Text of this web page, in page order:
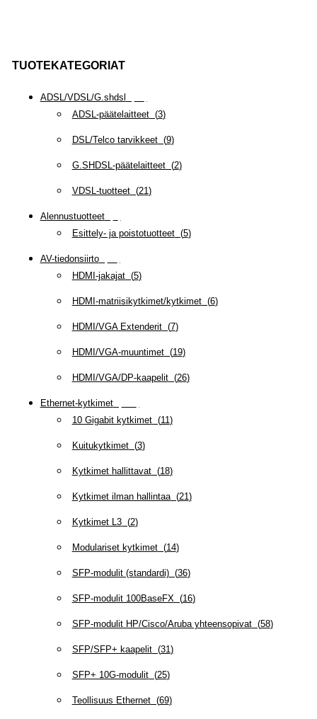
TUOTEKATEGORIAT
ADSL/VDSL/G.shdsl
ADSL-päätelaitteet(3)
DSL/Telco tarvikkeet(9)
G.SHDSL-päätelaitteet(2)
VDSL-tuotteet(21)
Alennustuotteet(
Esittely- ja poistotuotteet(5)
AV-tiedonsiirto(
HDMI-jakajat(5)
HDMI-matriisikytkimet/kytkimet(6)
HDMI/VGA Extenderit(7)
HDMI/VGA-muuntimet(19)
HDMI/VGA/DP-kaapelit(26)
Ethernet-kytkimet(
10 Gigabit kytkimet(11)
Kuitukytkimet(3)
Kytkimet hallittavat(18)
Kytkimet ilman hallintaa(21)
Kytkimet L3(2)
Modulariset kytkimet(14)
SFP-modulit (standardi)(36)
SFP-modulit 100BaseFX(16)
SFP-modulit HP/Cisco/Aruba yhteensopivat(58)
SFP/SFP+ kaapelit(31)
SFP+ 10G-modulit(25)
Teollisuus Ethernet(69)